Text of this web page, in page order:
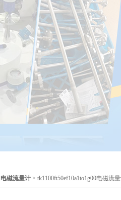
电磁流量计 > tk1100ft50ef10a1to1g00电磁流